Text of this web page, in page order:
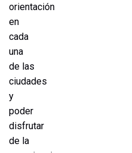
orientación
en
cada
una
de las
ciudades
y
poder
disfrutar
de la